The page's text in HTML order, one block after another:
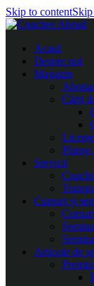
Skip to content
Acasă
Despre noi
Magazin
Cărți
Servicii
Cursuri și
Articole de